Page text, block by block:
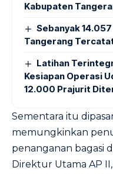
Kabupaten
Sebanyak
Tangerang
Latihan
Kesiapan Operasi
12.000 Prajurit
Sementara itu
memungkinkan
penanganan bagasi
Direktur Utama AP